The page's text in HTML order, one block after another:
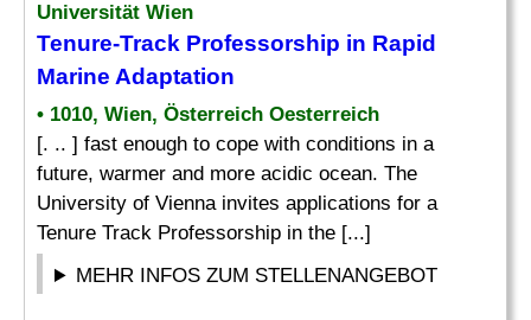
Universität Wien
Tenure-Track Professorship in Rapid
Marine Adaptation
• 1010, Wien, Österreich Oesterreich
[. .. ] fast enough to cope with conditions in a
future, warmer and more acidic ocean. The
University of Vienna invites applications for a
Tenure Track Professorship in the [...]
MEHR INFOS ZUM STELLENANGEBOT